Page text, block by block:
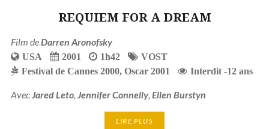
REQUIEM FOR A DREAM
Film de Darren Aronofsky
USA 2001 1h42
VOST
Festival de Cannes 2000, Oscar 2001 Interdit -12 ans
Avec Jared Leto, Jennifer Connelly, Ellen Burstyn
LIRE PLUS